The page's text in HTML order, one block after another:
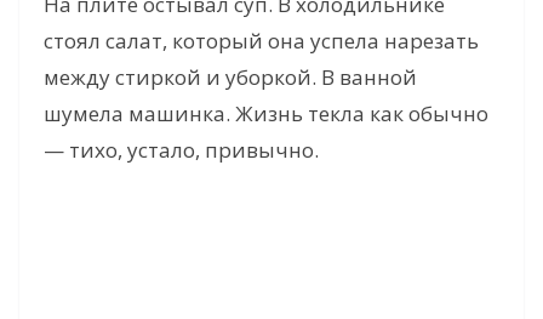
стоял салат, который она успела нарезать
между стиркой и уборкой. В ванной
шумела машинка. Жизнь текла как обычно
— тихо, устало, привычно.